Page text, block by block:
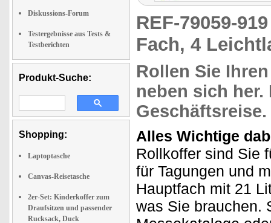
Diskussions-Forum
Testergebnisse aus Tests &
Testberichten
Produkt-Suche:
Shopping:
Laptoptasche
Canvas-Reisetasche
2er-Set: Kinderkoffer zum
Draufsitzen und passender
Rucksack, Duck
REF-79059-
Fach, 4
Rollen Sie
neben sich
Geschäftsreise.
Alles Wichtige
Rollkoffer sind Sie
für Tagungen und
Hauptfach mit 21
was Sie brauchen.